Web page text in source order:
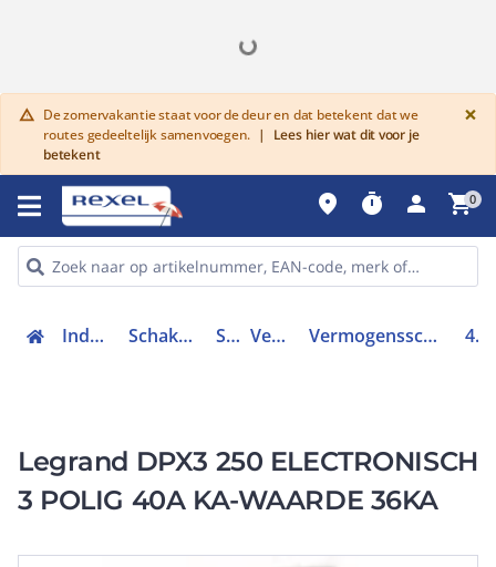
warning De zomervakantie staat voor de deur en dat betekent dat we
routes gedeeltelijk samenvoegen. |
Lees hier wat dit voor je
betekent
×
place timer person shopping_cart0
Industriele componenten Schakelen, bedienen en signaleren Schakelaars Vermogenschakelaars Vermogensschakelaar trafo, generator en installatiebeveiliging 420332
Legrand DPX3 250 ELECTRONISCH
3 POLIG 40A KA-WAARDE 36KA